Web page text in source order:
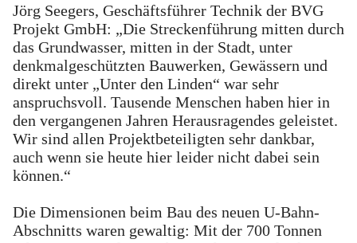
Jörg Seegers, Geschäftsführer Technik der BVG
Projekt GmbH: „Die Streckenführung mitten durch
das Grundwasser, mitten in der Stadt, unter
denkmalgeschützten Bauwerken, Gewässern und
direkt unter „Unter den Linden“ war sehr
anspruchsvoll. Tausende Menschen haben hier in
den vergangenen Jahren Herausragendes geleistet.
Wir sind allen Projektbeteiligten sehr dankbar,
auch wenn sie heute hier leider nicht dabei sein
können.“
Die Dimensionen beim Bau des neuen U-Bahn-
Abschnitts waren gewaltig: Mit der 700 Tonnen